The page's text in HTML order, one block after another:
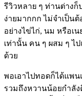
รีวิวหลาย ๆ ท่านต่างก็
ง่ายมากกก ไม่จำเป็น
อย่างไข่ไก่, นม หรือเน
เท่านั้น คน ๆ ผสม ๆ ไ
ด้วย
พอเอาไปทอดก็ได้แพ
รวมถึงหวานน้อยกำลั